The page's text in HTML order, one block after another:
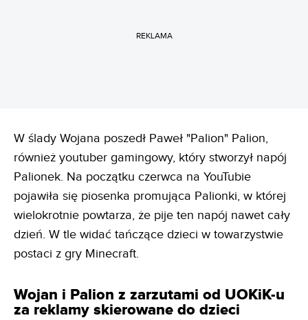
REKLAMA
W ślady Wojana poszedł Paweł "Palion" Palion,
również youtuber gamingowy, który stworzył napój
Palionek. Na początku czerwca na YouTubie
pojawiła się piosenka promująca Palionki, w której
wielokrotnie powtarza, że pije ten napój nawet cały
dzień. W tle widać tańczące dzieci w towarzystwie
postaci z gry Minecraft.
Wojan i Palion z zarzutami od UOKiK-u
za reklamy skierowane do dzieci